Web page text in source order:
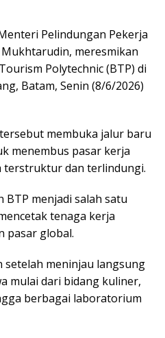
Pelindungan Pekerja
meresmikan
Polytechnic (BTP) di
Batam, Senin (8/6/2026)
membuka jalur baru
menembus pasar kerja
terstruktur dan terlindungi.
menjadi salah satu
tenaga kerja
pasar global.
setelah meninjau langsung
mulai dari bidang kuliner,
berbagai laboratorium